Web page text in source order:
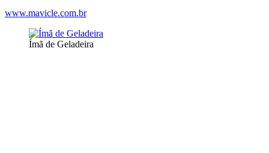
www.mavicle.com.br
Ímã de Geladeira